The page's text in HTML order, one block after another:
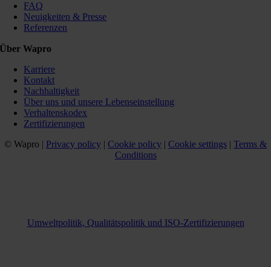
FAQ
Neuigkeiten & Presse
Referenzen
Über Wapro
Karriere
Kontakt
Nachhaltigkeit
Über uns und unsere Lebenseinstellung
Verhaltenskodex
Zertifizierungen
© Wapro | Privacy policy | Cookie policy | Cookie settings | Terms &
Conditions
Umweltpolitik, Qualitätspolitik und ISO-Zertifizierungen